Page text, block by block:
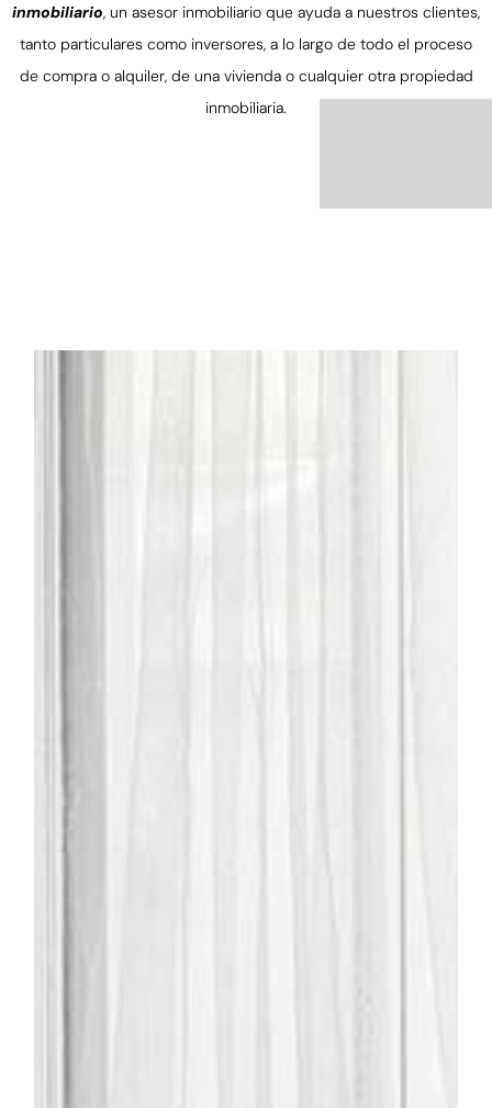
inmobiliario, un asesor inmobiliario que ayuda a nuestros clientes,
tanto particulares como inversores, a lo largo de todo el proceso
de compra o alquiler, de una vivienda o cualquier otra propiedad
inmobiliaria.